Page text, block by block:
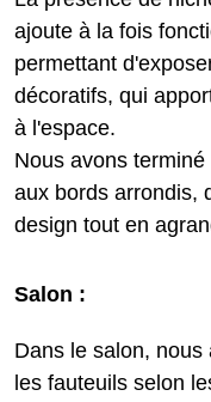
ajoute à la fois
permettant
décoratifs, qui
à l'espace.
Nous avons
aux bords arrondis,
design tout en
Salon :
Dans le salon,
les fauteuils selon